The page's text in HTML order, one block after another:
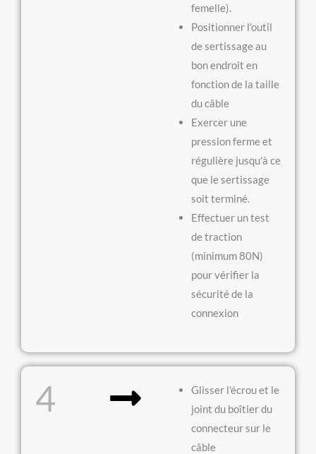
femelle).
Positionner l'outil
de sertissage au
bon endroit en
fonction de la taille
du câble
Exercer une
pression ferme et
régulière jusqu'à ce
que le sertissage
soit terminé.
Effectuer un test
de traction
(minimum 80N)
pour vérifier la
sécurité de la
connexion
4
Glisser l'écrou et le
joint du boîtier du
connecteur sur le
câble